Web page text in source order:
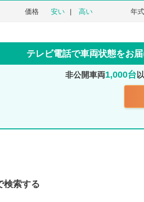
価格 安い 高い 年式
テレビ電話で車両状態をお届
非公開車両1,000台
検索する